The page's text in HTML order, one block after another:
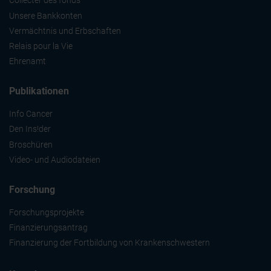
Les cookies nous permettent de personnaliser le contenu
et les annonces, d'offrir des fonctionnalités relatives aux
médias sociaux et d'analyser notre trafic. Nous
notre site avec nos partenaires de médias sociaux, de
publicité et d'analyse, qui peuvent combiner celles-ci
avec d'autres informations que vous leur avez fournies
ou qu'ils ont collectées lors de votre utilisation de leurs
Unsere Bankkonten
Vermächtnis und Erbschaften
Relais pour la Vie
Ehrenamt
Publikationen
Info Cancer
Den Ins!der
Broschüren
Video- und Audiodateien
Forschung
Forschungsprojekte
Finanzierungsantrag
Finanzierung der Fortbildung von Krankenschwestern